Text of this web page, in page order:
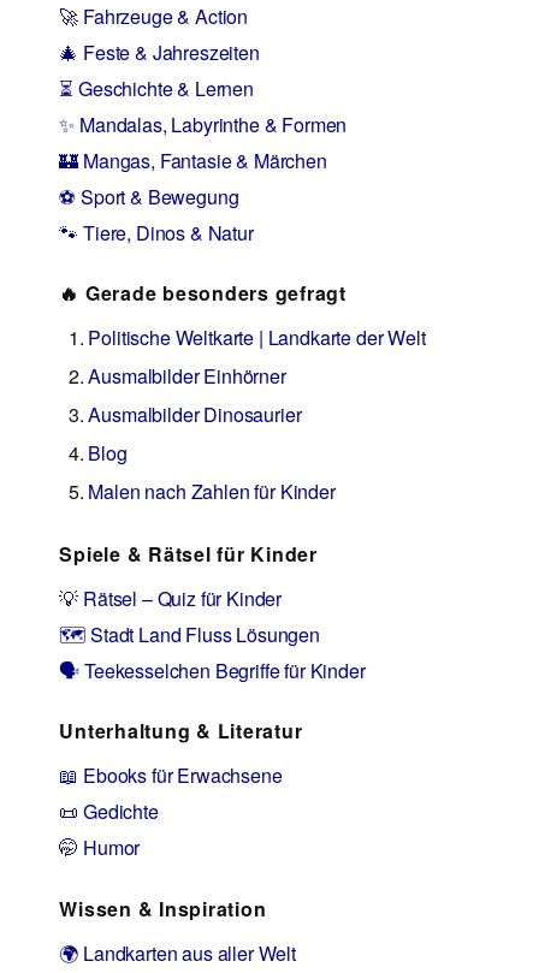
🚀 Fahrzeuge & Action
🎄 Feste & Jahreszeiten
⏳ Geschichte & Lernen
✨ Mandalas, Labyrinthe & Formen
🏰 Mangas, Fantasie & Märchen
⚽ Sport & Bewegung
🐾 Tiere, Dinos & Natur
🔥 Gerade besonders gefragt
Politische Weltkarte | Landkarte der Welt
Ausmalbilder Einhörner
Ausmalbilder Dinosaurier
Blog
Malen nach Zahlen für Kinder
Spiele & Rätsel für Kinder
💡 Rätsel – Quiz für Kinder
🗺️ Stadt Land Fluss Lösungen
🗣️ Teekesselchen Begriffe für Kinder
Unterhaltung & Literatur
📖 Ebooks für Erwachsene
📜 Gedichte
🤭 Humor
Wissen & Inspiration
🌍 Landkarten aus aller Welt